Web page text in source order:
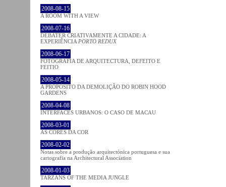
2008-08-15
A ROOM WITH A VIEW
2008-07-16
DEBATER CRIATIVAMENTE A CIDADE: A
EXPERIÊNCIA PORTO REDUX
2008-06-17
FOTOGRAFIA DE ARQUITECTURA, DEFEITO E
FEITIO
2008-05-14
A PROPÓSITO DA DEMOLIÇÃO DO ROBIN HOOD
GARDENS
2008-04-08
INTERFACES URBANOS: O CASO DE MACAU
2008-03-01
AS CORES DA COR
2008-02-02
Notas sobre a produção arquitectónica portuguesa e sua
cartografia na Architectural Association
2008-01-03
TARZANS OF THE MEDIA JUNGLE